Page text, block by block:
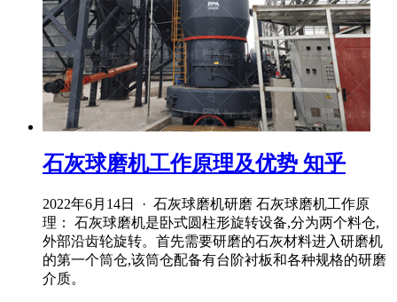
石灰球磨机工作原理及优势 知乎
2022年6月14日 · 石灰球磨机研磨 石灰球磨机工作原
理： 石灰球磨机是卧式圆柱形旋转设备,分为两个料仓,
外部沿齿轮旋转。首先需要研磨的石灰材料进入研磨机
的第一个筒仓,该筒仓配备有台阶衬板和各种规格的研磨
介质。